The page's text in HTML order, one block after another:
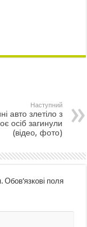
Наступний
авто злетіло з
осіб загинули
(відео, фото)
Обов’язкові поля